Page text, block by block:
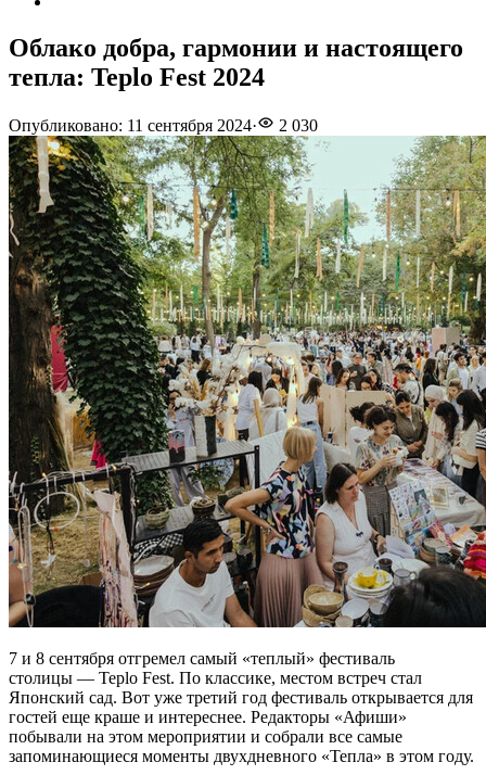
Облако добра, гармонии и настоящего
тепла: Teplo Fest 2024
Опубликовано: 11 сентября 2024· 2 030
7 и 8 сентября отгремел самый «теплый» фестиваль
столицы — Teplo Fest. По классике, местом встреч стал
Японский сад. Вот уже третий год фестиваль открывается для
гостей еще краше и интереснее. Редакторы «Афиши»
побывали на этом мероприятии и собрали все самые
запоминающиеся моменты двухдневного «Тепла» в этом году.